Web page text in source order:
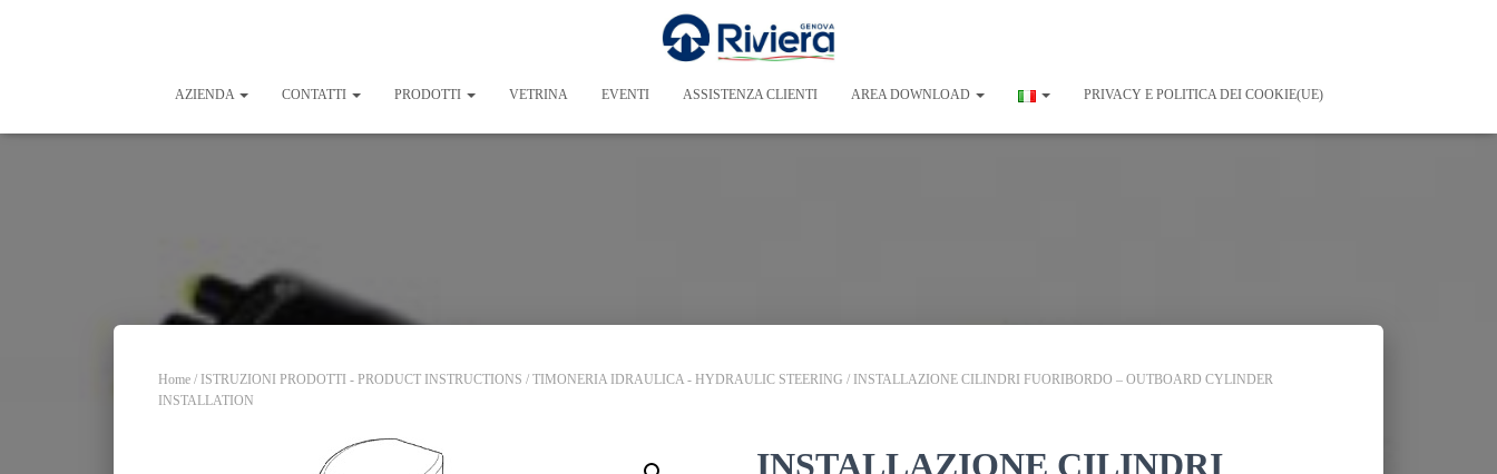
AZIENDA CONTATTI PRODOTTI VETRINA EVENTI ASSISTENZA CLIENTI AREA DOWNLOAD PRIVACY E POLITICA DEI COOKIE(UE)
Home / ISTRUZIONI PRODOTTI - PRODUCT INSTRUCTIONS / TIMONERIA IDRAULICA - HYDRAULIC STEERING / INSTALLAZIONE CILINDRI FUORIBORDO – OUTBOARD CYLINDER
INSTALLATION
INSTALLAZIONE CILINDRI